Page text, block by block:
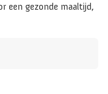
een gezonde maaltijd,